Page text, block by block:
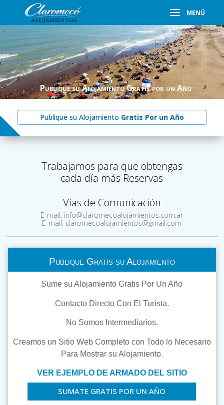
Publique su AlojamientoGratis por un Año
Publique su Alojamiento Gratis Por un Año
Trabajamos para que obtengas
cada día más Reservas
Vías de Comunicación
E-mail: info@claromecoalojamientos.com.ar
E-mail: claromecoalojamientos@gmail.com
Publique Gratis su Alojamiento
Sume su Alojamiento Gratis Por Un Año
Contacto Directo Con El Turista.
No Somos Intermediarios.
Creamos un Sitio Web Completo con Todo lo Necesario
Para Mostrar su Alojamiento.
VER EJEMPLO DE ARMADO DEL SITIO
SUMATE GRATIS POR UN AÑO